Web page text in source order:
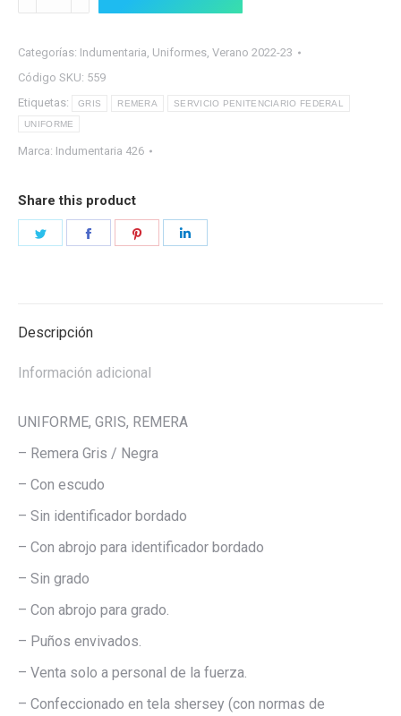
Categorías: Indumentaria Uniformes Verano 2022-23
Código SKU: 559
Etiquetas:
GRIS REMERA SERVICIO PENITENCIARIO FEDERAL
UNIFORME
Marca: Indumentaria 426
Share this product
Descripción
Información adicional
UNIFORME, GRIS, REMERA
– Remera Gris / Negra
– Con escudo
– Sin identificador bordado
– Con abrojo para identificador bordado
– Sin grado
– Con abrojo para grado.
– Puños envivados.
– Venta solo a personal de la fuerza.
– Confeccionado en tela shersey (con normas de